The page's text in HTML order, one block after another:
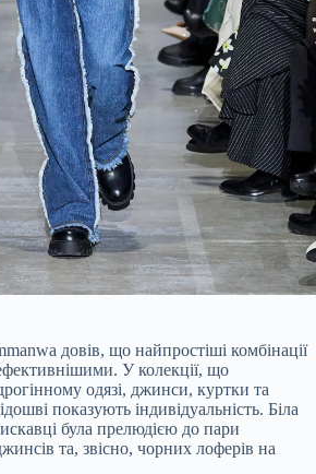
довів, що найпростіші комбінації
У колекції, що
одязі, джинси, куртки та
показують індивідуальність. Біла
була прелюдією до пари
та, звісно, чорних лоферів на